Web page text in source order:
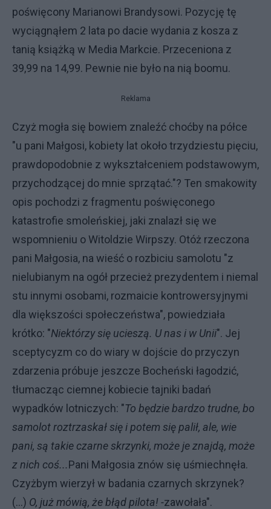
poświęcony Marianowi Brandysowi. Pozycję tę
wyciągnąłem 2 lata po dacie wydania z kosza z
tanią książką w Media Markcie. Przeceniona z
39,99 na 14,99. Pewnie nie było na nią boomu.
Reklama
Czyż mogła się bowiem znaleźć choćby na półce
"u pani Małgosi, kobiety lat około trzydziestu pięciu,
prawdopodobnie z wykształceniem podstawowym,
przychodzącej do mnie sprzątać."? Ten smakowity
opis pochodzi z fragmentu poświęconego
katastrofie smoleńskiej, jaki znalazł się we
wspomnieniu o Witoldzie Wirpszy. Otóż rzeczona
pani Małgosia, na wieść o rozbiciu samolotu "z
nielubianym na ogół przecież prezydentem i niemal
stu innymi osobami, rozmaicie kontrowersyjnymi
dla większości społeczeństwa", powiedziała
krótko: "Niektórzy się ucieszą. U nas i w Unii". Jej
sceptycyzm co do wiary w dojście do przyczyn
zdarzenia próbuje jeszcze Bocheński łagodzić,
tłumacząc ciemnej kobiecie tajniki badań
wypadków lotniczych: "To będzie bardzo trudne, bo
samolot roztrzaskał się i potem się palił, ale, wie
pani, są takie czarne skrzynki, może je znajdą, może
z nich coś...Pani Małgosia znów się uśmiechnęła.
Czyżbym wierzył w badania czarnych skrzynek?
(...) O, już mówią, że błąd pilota! -zawołała".